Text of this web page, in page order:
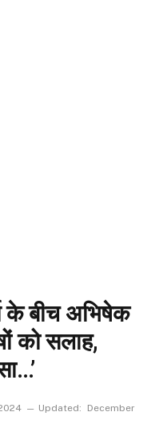
के बीच अभिषेक
को सलाह,
Updated:
December